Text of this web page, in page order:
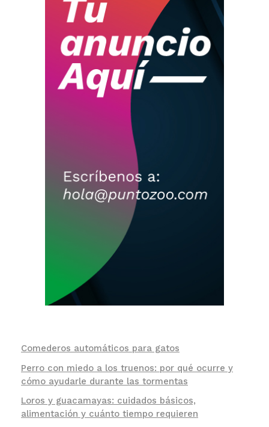
Comederos automáticos para gatos
Perro con miedo a los truenos: por qué ocurre y
cómo ayudarle durante las tormentas
Loros y guacamayas: cuidados básicos,
alimentación y cuánto tiempo requieren